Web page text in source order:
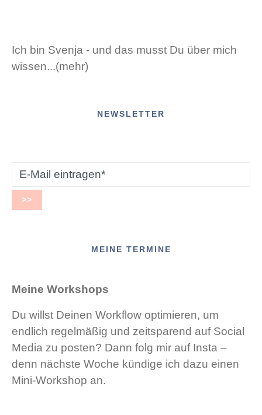
Ich bin Svenja - und das musst Du über mich
wissen...(mehr)
NEWSLETTER
MEINE TERMINE
Meine Workshops
Du willst Deinen Workflow optimieren, um
endlich regelmäßig und zeitsparend auf Social
Media zu posten? Dann folg mir auf Insta –
denn nächste Woche kündige ich dazu einen
Mini-Workshop an.